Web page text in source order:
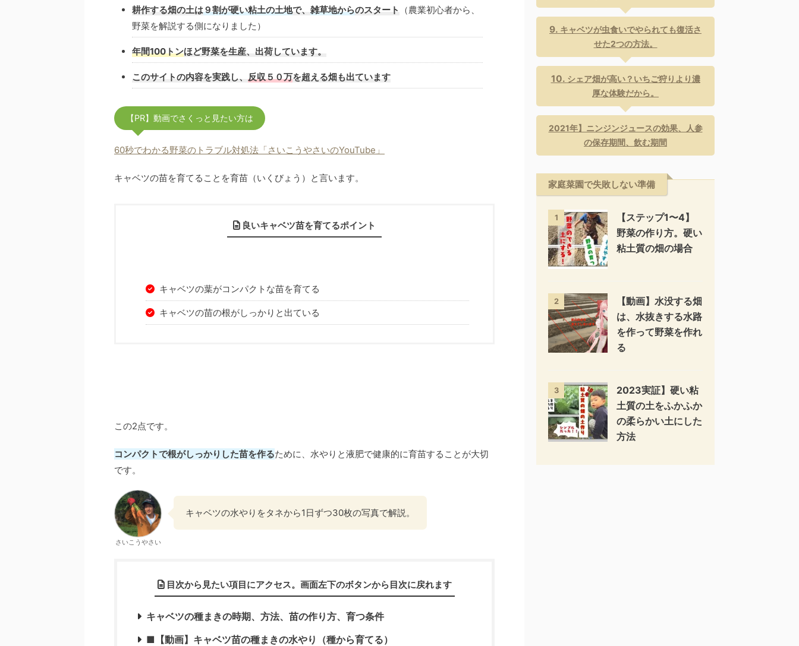
耕作する畑の土は９割が硬い粘土の土地で、 雑草地からのスタート
（農業初心者から、
野菜を解説する側になりました）
年間100トンほど野菜を生産、出荷しています。
このサイトの内容を実践し、 反収５０万を超える畑も出ています
【PR】動画でさくっと見たい方は
60秒でわかる野菜のトラブル対処法「さいこうやさいのYouTube」
キャベツの苗を育てることを育苗（いくびょう）と言います。
良いキャベツ苗を育てるポイント
キャベツの葉がコンパクトな苗を育てる
キャベツの苗の根がしっかりと出ている
この2点です。
コンパクトで根がしっかりした苗を作るために、水やりと液肥で健康的に育苗することが大切
です。
さいこうやさい
キャベツの水やりをタネから1日ずつ30枚の写真で解説。
目次から見たい項目にアクセス。画面左下のボタンから目次に戻れます
キャベツの種まきの時期、方法、苗の作り方、育つ条件
■【動画】キャベツ苗の種まきの水やり（種から育てる）
キャベツが虫食いでやられても復活さ
せた2つの方法。
シェア畑が高い？いちご狩りより濃
厚な体験だから。
2021年】ニンジンジュースの効果、人参
の保存期間、飲む期間
家庭菜園で失敗しない準備
1
【ステップ1〜4】
野菜の作り方。硬い
粘土質の畑の場合
2
【動画】水没する畑
は、水抜きする水路
を作って野菜を作れ
る
3
2023実証】硬い粘
土質の土をふかふか
の柔らかい土にした
方法